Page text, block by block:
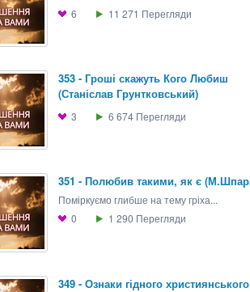
6 11 271 Перегляди
353 - Гроші скажуть Кого Любиш
(Станіслав Грунтковський)
3 6 674 Перегляди
351 - Полюбив такими, як є
Поміркуємо глибше на тему гріха...
0
1 290 Перегляди
349 - Ознаки гідного християнського